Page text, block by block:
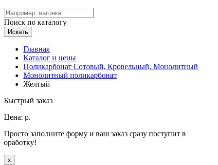
Поиск по каталогу
Искать
Главная
Каталог и цены
Поликарбонат Сотовый, Кровельный, Монолитный
Монолитный поликарбонат
Желтый
Быстрый заказ
Цена: р.
Просто заполните форму и ваш заказ сразу поступит в
оработку!
x